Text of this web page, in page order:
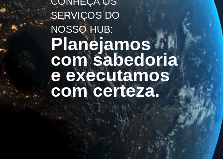
SERVIÇOS DO
NOSSO HUB:
Planejamos
com sabedoria
e executamos
com certeza.